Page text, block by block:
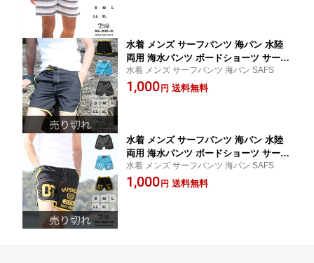
水着 メンズ サーフパンツ 海パン 水陸
両用 海水パンツ ボードショーツ サーフ
ショーツ 海水浴 プール 旅行 海外旅行 n
s-2601-01
水着 メンズ サーフパンツ 海パン SAFS
1,000 円 送料無料
水着 メンズ サーフパンツ 海パン 水陸
両用 海水パンツ ボードショーツ サーフ
ショーツ 海水浴 プール 旅行 海外旅行 n
s-2601-02
水着 メンズ サーフパンツ 海パン SAFS
1,000 円 送料無料